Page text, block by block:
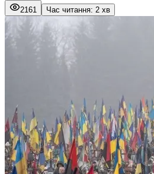
2161 Час читання: 2 хв